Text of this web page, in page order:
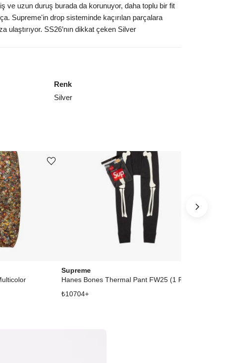
ve uzun duruş burada da korunuyor, daha toplu bir fit
Supreme'in drop sisteminde kaçırılan parçalara
ulaştırıyor. SS26’nın dikkat çeken Silver
Renk
Silver
Ürünü istek listesine ekle veya listeden çıkar
Supreme
₺10704+